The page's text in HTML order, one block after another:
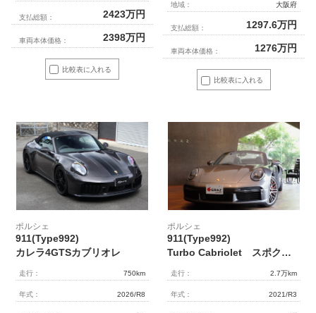
比較表に入れる
支払総額： 2423万円
車両本体価格： 2398万円
比較表に入れる
地域： 大阪府
支払総額： 1297.6万円
車両本体価格： 1276万円
ポルシェ
911(Type992)
カレラ4GTSカブリオレ
走行： 750km
年式： 2026/R8
ポルシェ
911(Type992)
Turbo Cabriolet スポクロ/エグ 18Way ハイグロスブラックロゴ
走行： 2.7万km
年式： 2021/R3